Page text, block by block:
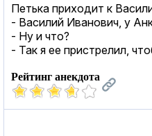
Петька приходит к
- Василий Иванович, у
- Ну и что?
- Так я ее пристрелил,
Рейтинг анекдота